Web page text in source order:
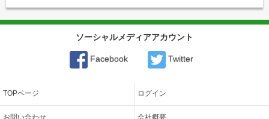
ソーシャルメディアアカウント
Facebook Twitter
TOPページ ログイン
お問い合わせ 会社概要